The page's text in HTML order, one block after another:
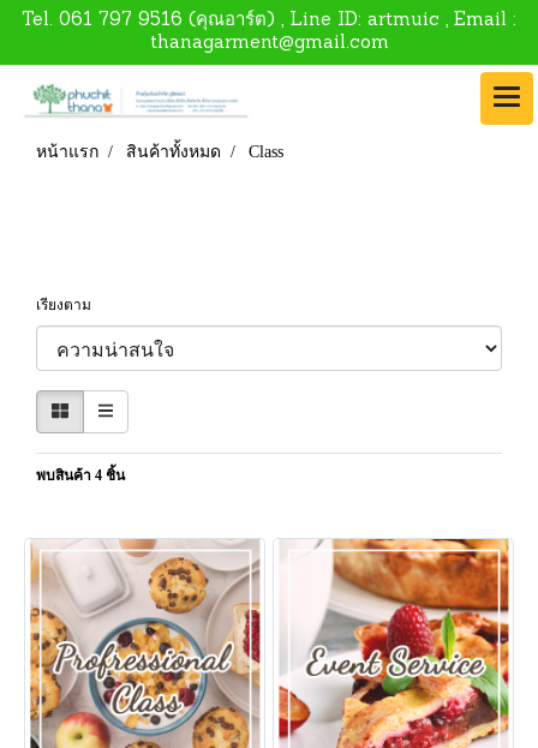
Tel. 061 797 9516 (คุณอาร์ต) , Line ID: artmuic , Email :
thanagarment@gmail.com
หน้าแรก สินค้าทั้งหมด Class
เรียงตาม
พบสินค้า 4 ชิ้น